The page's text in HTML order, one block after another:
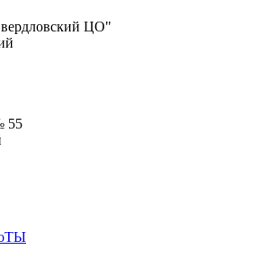
ЦО"
55